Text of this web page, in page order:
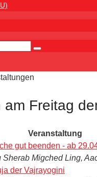
am Freitag
Veranstaltung
gut beenden - ab
Sherab Migched Ling,
der Vajrayogini